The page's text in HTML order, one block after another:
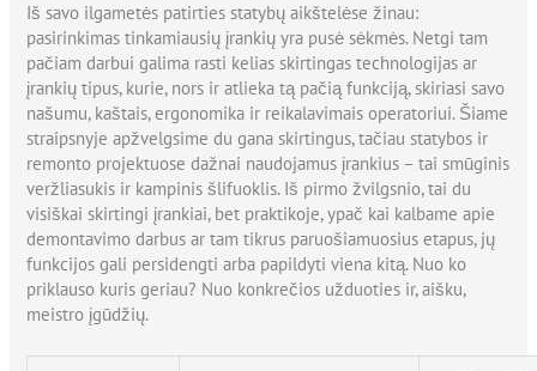
Iš savo ilgametės patirties statybų aikštelėse žinau:
pasirinkimas tinkamiausių įrankių yra pusė sėkmės. Netgi tam
pačiam darbui galima rasti kelias skirtingas technologijas ar
įrankių tipus, kurie, nors ir atlieka tą pačią funkciją, skiriasi savo
našumu, kaštais, ergonomika ir reikalavimais operatoriui. Šiame
straipsnyje apžvelgsime du gana skirtingus, tačiau statybos ir
remonto projektuose dažnai naudojamus įrankius – tai smūginis
veržliasukis ir kampinis šlifuoklis. Iš pirmo žvilgsnio, tai du
visiškai skirtingi įrankiai, bet praktikoje, ypač kai kalbame apie
demontavimo darbus ar tam tikrus paruošiamuosius etapus, jų
funkcijos gali persidengti arba papildyti viena kitą. Nuo ko
priklauso kuris geriau? Nuo konkrečios užduoties ir, aišku,
meistro įgūdžių.